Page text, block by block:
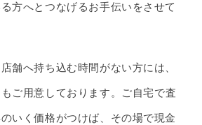
方へとつなげるお手伝いをさせて
舗へ持ち込む時間がない方には、
もご用意しております。ご自宅で査
いく価格がつけば、その場で現金